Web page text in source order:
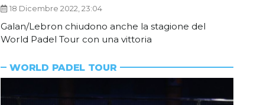
18 Dicembre 2022, 23:04
Galan/Lebron chiudono anche la stagione del
World Padel Tour con una vittoria
WORLD PADEL TOUR